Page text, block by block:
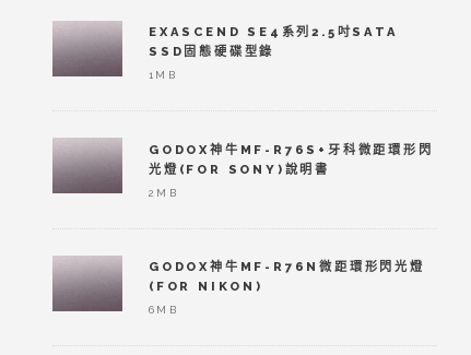
EXASCEND SE4系列2.5吋SATA
SSD固態硬碟型錄
1MB
GODOX神牛MF-R76S+牙科微距環形閃
光燈(FOR SONY)說明書
2MB
GODOX神牛MF-R76N微距環形閃光燈
(FOR NIKON)
6MB